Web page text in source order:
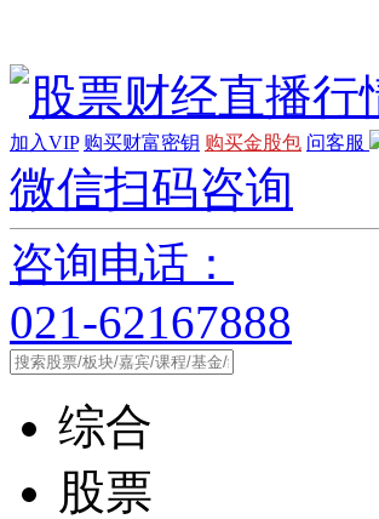
加入VIP 购买财富密钥 购买金股包 问客服
微信扫码咨询
咨询电话：
021-62167888
综合
股票